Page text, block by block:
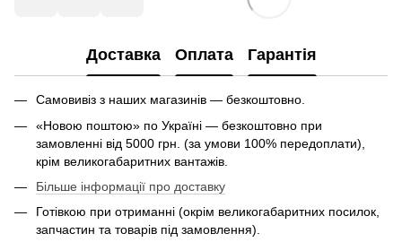
Доставка Оплата Гарантія
Самовивіз з наших магазинів — безкоштовно.
«Новою поштою» по Україні — безкоштовно при
замовленні від 5000 грн. (за умови 100% передоплати),
крім великогабаритних вантажів.
Більше інформації про доставку
Готівкою при отриманні (окрім великогабаритних посилок,
запчастин та товарів під замовлення).